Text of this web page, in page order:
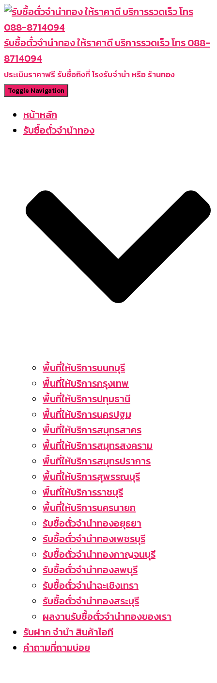
รับซื้อตั๋วจำนำทอง ให้ราคาดี บริการรวดเร็ว โทร 088-
8714094
ประเมินราคาฟรี รับซื้อถึงที่ โรงรับจำนำ หรือ ร้านทอง
Toggle Navigation
หน้าหลัก
รับซื้อตั๋วจำนำทอง
พื้นที่ให้บริการนนทบุรี
พื้นที่ให้บริการกรุงเทพ
พื้นที่ให้บริการปทุมธานี
พื้นที่ให้บริการนครปฐม
พื้นที่ให้บริการสมุทรสาคร
พื้นที่ให้บริการสมุทรสงคราม
พื้นที่ให้บริการสมุทรปราการ
พื้นที่ให้บริการสุพรรณบุรี
พื้นที่ให้บริการราชบุรี
พื้นที่ให้บริการนครนายก
รับซื้อตั๋วจำนำทองอยุธยา
รับซื้อตั๋วจำนำทองเพชรบุรี
รับซื้อตั่วจำนำทองกาญจนบุรี
รับซื้อตั๋วจำนำทองลพบุรี
รับซื้อตั๋วจำนำฉะเชิงเทรา
รับซื้อตั๋วจำนำทองสระบุรี
ผลงานรับซื้อตั๋วจำนำทองของเรา
รับฝาก จำนำ สินค้าไอที
คำถามที่ถามบ่อย